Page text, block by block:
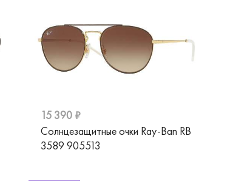
15 390 ₽
Солнцезащитные очки Ray-Ban RB
3589 905513